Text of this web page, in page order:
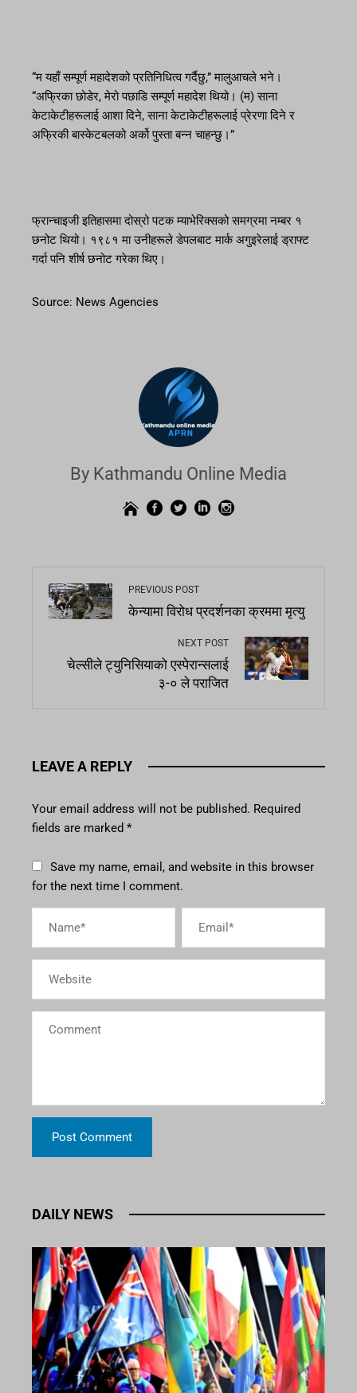
“म यहाँ सम्पूर्ण महादेशको प्रतिनिधित्व गर्दैछु,” मालुआचले भने।
“अफ्रिका छोडेर, मेरो पछाडि सम्पूर्ण महादेश थियो। (म) साना
केटाकेटीहरूलाई आशा दिने, साना केटाकेटीहरूलाई प्रेरणा दिने र
अफ्रिकी बास्केटबलको अर्को पुस्ता बन्न चाहन्छु।”
फ्रान्चाइजी इतिहासमा दोस्रो पटक म्याभेरिक्सको समग्रमा नम्बर १
छनोट थियो। १९८१ मा उनीहरूले डेपलबाट मार्क अगुइरेलाई ड्राफ्ट
गर्दा पनि शीर्ष छनोट गरेका थिए।
Source: News Agencies
By Kathmandu Online Media
PREVIOUS POST
केन्यामा विरोध प्रदर्शनका क्रममा मृत्यु
NEXT POST
चेल्सीले ट्युनिसियाको एस्पेरान्सलाई
३-० ले पराजित
LEAVE A REPLY
Your email address will not be published. Required
fields are marked *
Save my name, email, and website in this browser
for the next time I comment.
DAILY NEWS